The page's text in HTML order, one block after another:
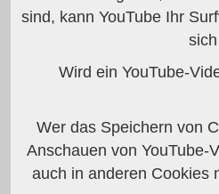
sind, kann YouTube Ihr
Wird ein YouTube-
Wer das Speichern von
Anschauen von YouTube-
auch in anderen Cookies